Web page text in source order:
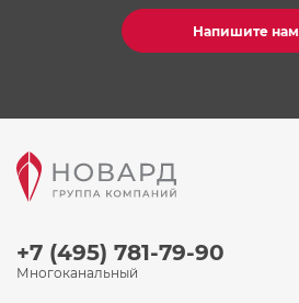
Напишите нам
+7 (495) 781-79-90
Многоканальный